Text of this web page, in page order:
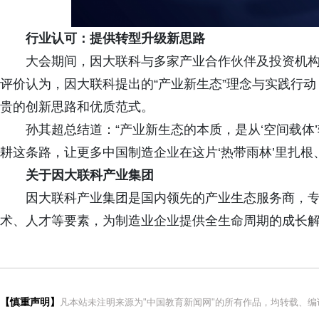
行业认可：提供转型升级新思路
大会期间，因大联科与多家产业合作伙伴及投资机
评价认为，因大联科提出的“产业新生态”理念与实践行
贵的创新思路和优质范式。
孙其超总结道：“产业新生态的本质，是从‘空间载
耕这条路，让更多中国制造企业在这片‘热带雨林’里扎根
关于因大联科产业集团
因大联科产业集团是国内领先的产业生态服务商，
术、人才等要素，为制造业企业提供全生命周期的成长
【慎重声明】
凡本站未注明来源为"中国教育新闻网"的所有作品，均转载、